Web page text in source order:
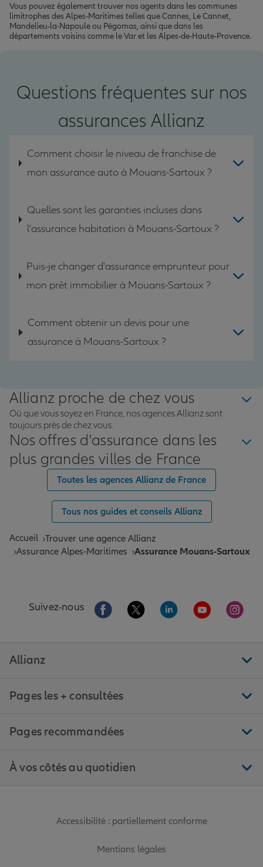
Vous pouvez également trouver nos agents dans les communes
limitrophes des Alpes-Maritimes telles que Cannes, Le Cannet,
Mandelieu-la-Napoule ou Pégomas, ainsi que dans les
départements voisins comme le Var et les Alpes-de-Haute-Provence.
Questions fréquentes sur nos
assurances Allianz
Comment choisir le niveau de franchise de
mon assurance auto à Mouans-Sartoux ?
Quelles sont les garanties incluses dans
l'assurance habitation à Mouans-Sartoux ?
Puis-je changer d'assurance emprunteur pour
mon prêt immobilier à Mouans-Sartoux ?
Comment obtenir un devis pour une
assurance à Mouans-Sartoux ?
Allianz proche de chez vous
Où que vous soyez en France, nos agences Allianz sont
toujours près de chez vous.
Nos offres d'assurance dans les
plus grandes villes de France
Toutes les agences Allianz de France
Tous nos guides et conseils Allianz
Accueil Trouver une agence Allianz
Assurance Alpes-Maritimes
Assurance Mouans-Sartoux
Suivez-nous Aller sur la page Facebook de Allianz
Aller sur la page Twitter de
Aller sur la page
Aller sur la
Aller
Allianz
Pages les + consultées
Pages recommandées
À vos côtés au quotidien
Accessibilité : partiellement conforme
Mentions légales